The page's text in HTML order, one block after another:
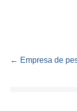
Navegação
← Empresa de